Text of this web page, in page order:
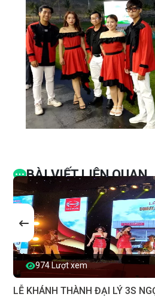
BÀI VIẾT LIÊN QUAN
974 Lượt xem
LỄ KHÁNH THÀNH ĐẠI LÝ 3S